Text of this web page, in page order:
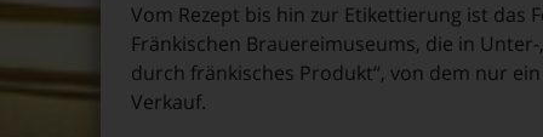
Vom Rezept bis hin zur Etikettierung ist das
Fränkischen Brauereimuseums, die in
durch fränkisches Produkt“, von dem nur
Verkauf.